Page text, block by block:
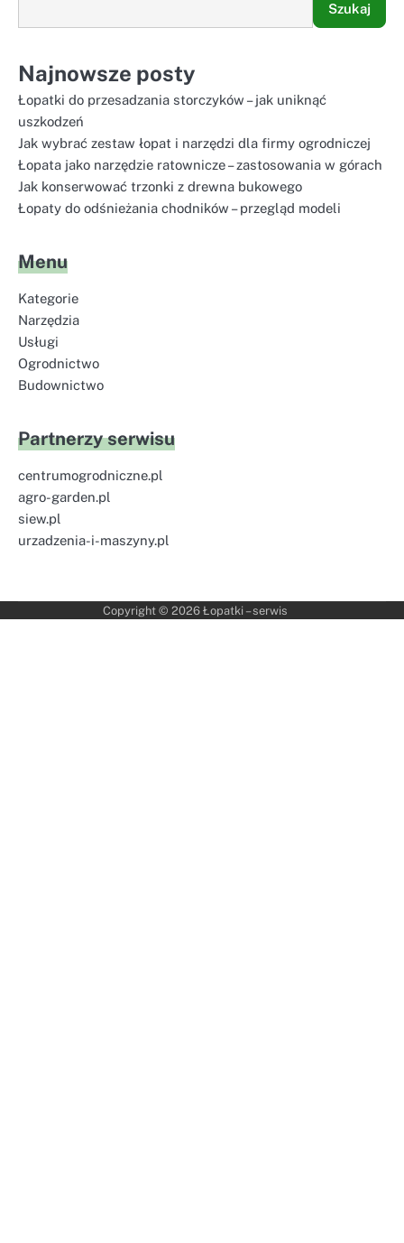
Szukaj
Najnowsze posty
Łopatki do przesadzania storczyków – jak uniknąć
uszkodzeń
Jak wybrać zestaw łopat i narzędzi dla firmy ogrodniczej
Łopata jako narzędzie ratownicze – zastosowania w górach
Jak konserwować trzonki z drewna bukowego
Łopaty do odśnieżania chodników – przegląd modeli
Menu
Kategorie
Narzędzia
Usługi
Ogrodnictwo
Budownictwo
Partnerzy serwisu
centrumogrodniczne.pl
agro-garden.pl
siew.pl
urzadzenia-i-maszyny.pl
Copyright © 2026 Łopatki – serwis